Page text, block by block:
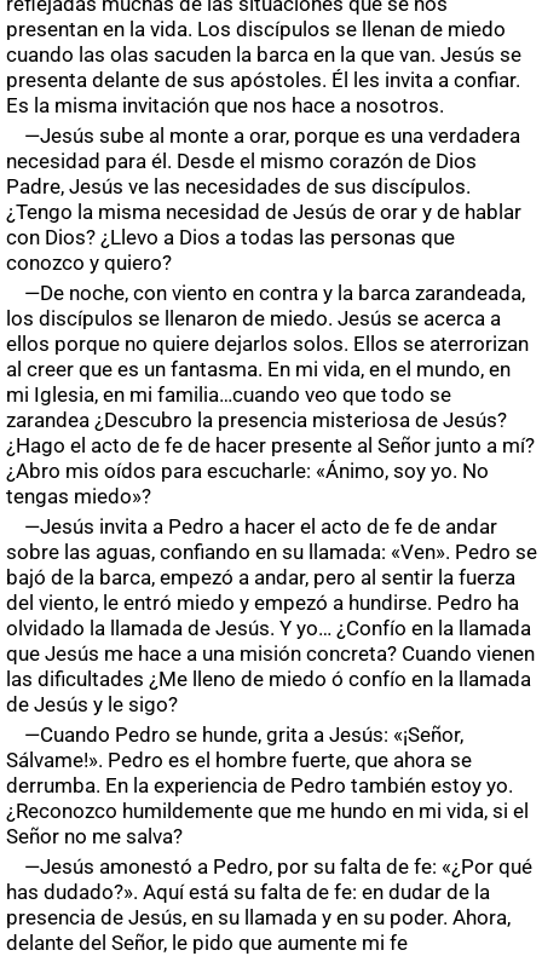
presentan en la vida. Los discípulos se llenan de miedo
cuando las olas sacuden la barca en la que van. Jesús se
presenta delante de sus apóstoles. Él les invita a confiar.
Es la misma invitación que nos hace a nosotros.
—Jesús sube al monte a orar, porque es una verdadera
necesidad para él. Desde el mismo corazón de Dios
Padre, Jesús ve las necesidades de sus discípulos.
¿Tengo la misma necesidad de Jesús de orar y de hablar
con Dios? ¿Llevo a Dios a todas las personas que
conozco y quiero?
—De noche, con viento en contra y la barca zarandeada,
los discípulos se llenaron de miedo. Jesús se acerca a
ellos porque no quiere dejarlos solos. Ellos se aterrorizan
al creer que es un fantasma. En mi vida, en el mundo, en
mi Iglesia, en mi familia…cuando veo que todo se
zarandea ¿Descubro la presencia misteriosa de Jesús?
¿Hago el acto de fe de hacer presente al Señor junto a mí?
¿Abro mis oídos para escucharle: «Ánimo, soy yo. No
tengas miedo»?
—Jesús invita a Pedro a hacer el acto de fe de andar
sobre las aguas, confiando en su llamada: «Ven». Pedro se
bajó de la barca, empezó a andar, pero al sentir la fuerza
del viento, le entró miedo y empezó a hundirse. Pedro ha
olvidado la llamada de Jesús. Y yo… ¿Confío en la llamada
que Jesús me hace a una misión concreta? Cuando vienen
las dificultades ¿Me lleno de miedo ó confío en la llamada
de Jesús y le sigo?
—Cuando Pedro se hunde, grita a Jesús: «¡Señor,
Sálvame!». Pedro es el hombre fuerte, que ahora se
derrumba. En la experiencia de Pedro también estoy yo.
¿Reconozco humildemente que me hundo en mi vida, si el
Señor no me salva?
—Jesús amonestó a Pedro, por su falta de fe: «¿Por qué
has dudado?». Aquí está su falta de fe: en dudar de la
presencia de Jesús, en su llamada y en su poder. Ahora,
delante del Señor, le pido que aumente mi fe